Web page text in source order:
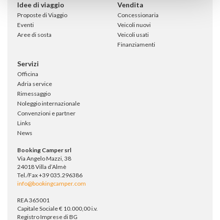
Idee di viaggio
Proposte di Viaggio
Eventi
Aree di sosta
Vendita
Concessionaria
Veicoli nuovi
Veicoli usati
Finanziamenti
Servizi
Officina
Adria service
Rimessaggio
Noleggio internazionale
Convenzioni e partner
Links
News
Booking Camper srl
Via Angelo Mazzi, 38
24018 Villa d’Almè
Tel./Fax +39 035.296386
info@bookingcamper.com
REA 365001
Capitale Sociale € 10.000,00 i.v.
Registro Imprese di BG